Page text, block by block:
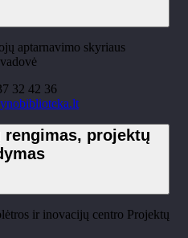
aptarnavimo skyriaus
32 42 36
projektų
ir inovacijų centro Projektų